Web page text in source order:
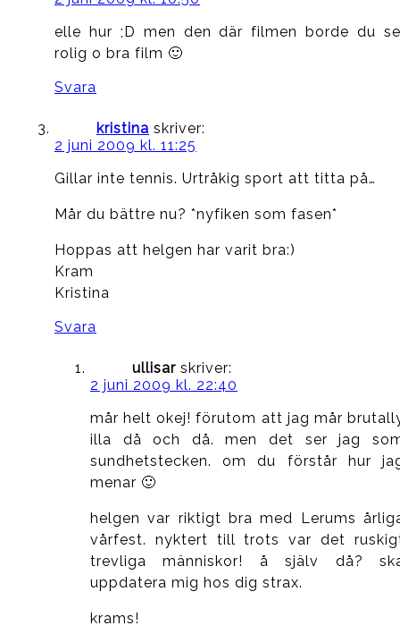
elle hur ;D men den där filmen borde du
rolig o bra film 🙂
Svara
kristina skriver:
2 juni 2009 kl. 11:25
Gillar inte tennis. Urtråkig sport att titta på…
Mår du bättre nu? *nyfiken som fasen*
Hoppas att helgen har varit bra:)
Kram
Kristina
Svara
ullisar skriver:
2 juni 2009 kl. 22:40
mår helt okej! förutom att jag mår
illa då och då. men det ser jag
sundhetstecken. om du förstår hur
menar 🙂
helgen var riktigt bra med Lerums
vårfest. nyktert till trots var det
trevliga människor! å själv då?
uppdatera mig hos dig strax.
krams!